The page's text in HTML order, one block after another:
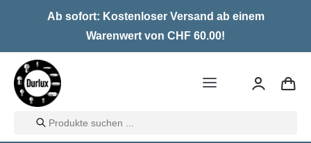
Ab sofort: Kostenloser Versand ab einem
Warenwert von CHF 60.00!
Toggle
Home
Products
search